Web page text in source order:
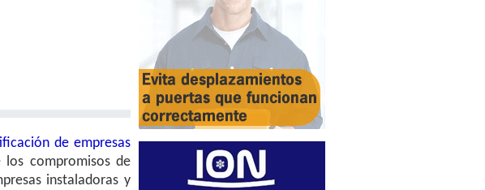
de empresas
los compromisos de
instaladoras y